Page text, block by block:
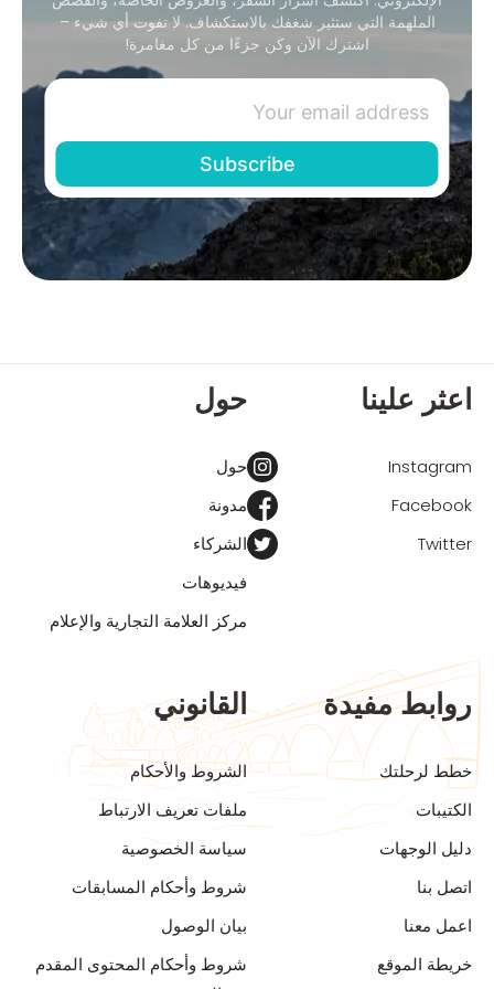
الملهمة التي ستثير شغفك بالاستكشاف. لا تفوت أي شيء –
اشترك الآن وكن جزءًا من كل مغامرة!
اعثر علينا
Instagram
Facebook
Twitter
حول
حول
مدونة
الشركاء
فيديوهات
مركز العلامة التجارية والإعلام
روابط مفيدة
خطط لرحلتك
الكتيبات
دليل الوجهات
اتصل بنا
اعمل معنا
خريطة الموقع
القانوني
الشروط والأحكام
ملفات تعريف الارتباط
سياسة الخصوصية
شروط وأحكام المسابقات
بيان الوصول
شروط وأحكام المحتوى المقدم